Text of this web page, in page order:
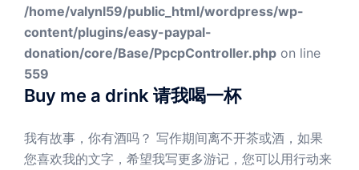
/home/valynl59/public_html/wordpress/wp-
content/plugins/easy-paypal-
donation/core/Base/PpcpController.php on line
559
Buy me a drink 请我喝一杯
我有故事，你有酒吗？ 写作期间离不开茶或酒，如果
您喜欢我的文字，希望我写更多游记，您可以用行动来